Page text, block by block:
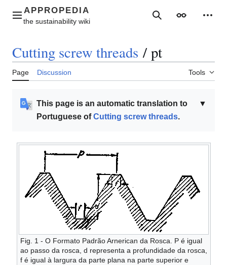
contentMain menu SearchAppearance
Cutting screw threads / pt
Page Discussion Tools
▼
This page is an automatic translation to
Portuguese ofCutting screw threads.
Fig. 1 - O Formato Padrão Arnerican da Rosca. P é igual
ao passo da rosca, d representa a profundidade da rosca,
f é igual à largura da parte plana na parte superior e